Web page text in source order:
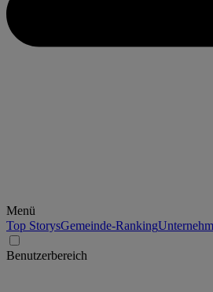
Menü
Top StorysGemeinde-Ranking
Benutzerbereich